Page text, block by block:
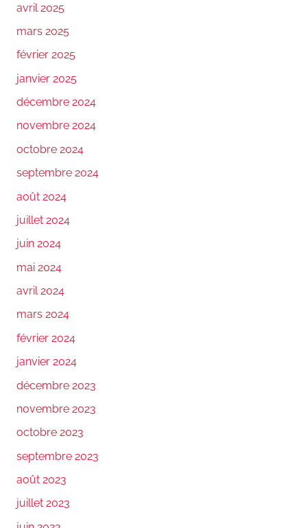
avril 2025
mars 2025
février 2025
janvier 2025
décembre 2024
novembre 2024
octobre 2024
septembre 2024
août 2024
juillet 2024
juin 2024
mai 2024
avril 2024
mars 2024
février 2024
janvier 2024
décembre 2023
novembre 2023
octobre 2023
septembre 2023
août 2023
juillet 2023